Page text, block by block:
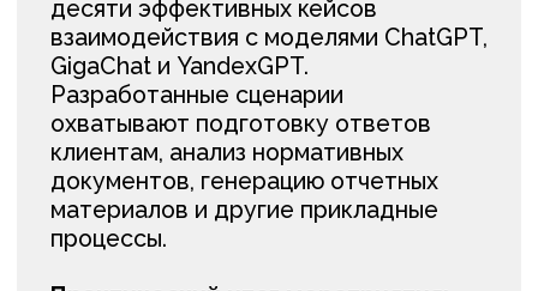
Подобные мероприятия позволяют
студентам получать опыт работы
с реальными отраслевыми кейсами,
а индустриальным партнерам —
вовлекать будущих специалистов
в решение актуальных задач цифровой
трансформации.